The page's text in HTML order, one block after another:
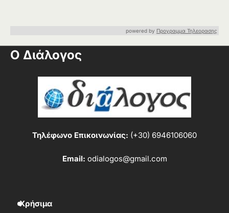
powered by Προγραμμα Τηλεορασης
Ο Διάλογος
Τηλέφωνο Επικοινωνίας: (+30) 6946106060
Email: odialogos@gmail.com
Χρήσιμα